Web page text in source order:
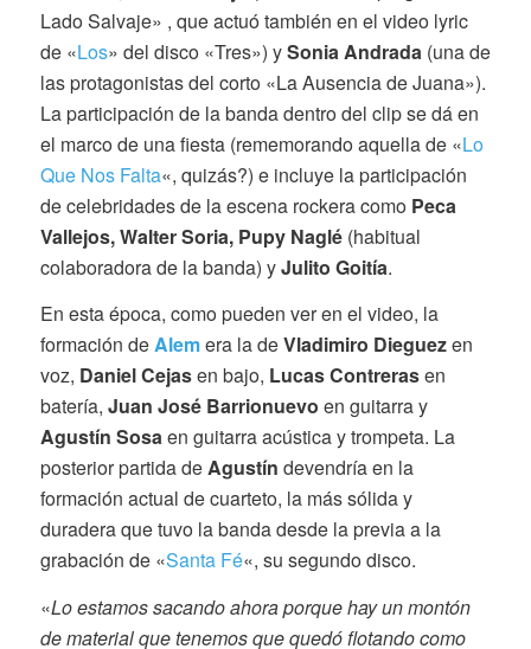
Lado Salvaje» , que actuó también en el video lyric
de «Los» del disco «Tres») ySonia Andrada (una de
las protagonistas del corto «La Ausencia de Juana»).
La participación de la banda dentro del clip se dá en
el marco de una fiesta (rememorando aquella de «Lo
Que Nos Falta«, quizás?) e incluye la participación
de celebridades de la escena rockera como Peca
Vallejos, Walter Soria, Pupy Naglé(habitual
colaboradora de la banda) yJulito Goitía.
En esta época, como pueden ver en el video, la
formación deAlemera la deVladimiro Dieguezen
voz, Daniel Cejasen bajo, Lucas Contrerasen
batería, Juan José Barrionuevo en guitarra y
Agustín Sosaen guitarra acústica y trompeta. La
posterior partida deAgustín devendría en la
formación actual de cuarteto, la más sólida y
duradera que tuvo la banda desde la previa a la
grabación de «Santa Fé«, su segundo disco.
«Lo estamos sacando ahora porque hay un montón
de material que tenemos que quedó flotando como